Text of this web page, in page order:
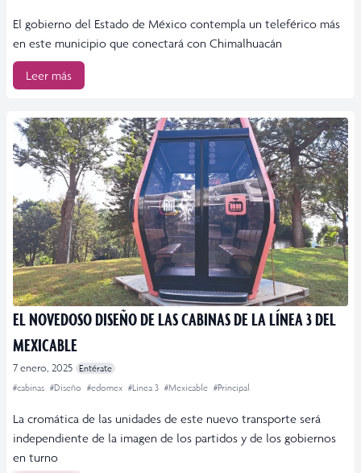
El gobierno del Estado de México contempla un teleférico más
en este municipio que conectará con Chimalhuacán
Leer más
EL NOVEDOSO DISEÑO DE LAS CABINAS DE LA LÍNEA 3 DEL
MEXICABLE
7 enero, 2025 Entérate
#cabinas #Diseño #edomex #Linea 3 #Mexicable #Principal
La cromática de las unidades de este nuevo transporte será
independiente de la imagen de los partidos y de los gobiernos
en turno